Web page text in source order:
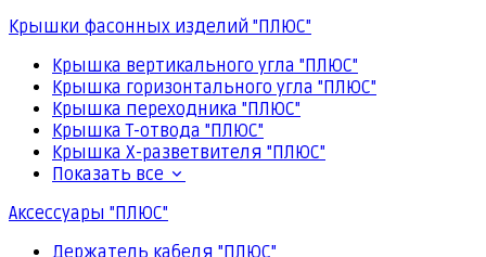
Крышки фасонных изделий "ПЛЮС"
Крышка вертикального угла "ПЛЮС"
Крышка горизонтального угла "ПЛЮС"
Крышка переходника "ПЛЮС"
Крышка Т-отвода "ПЛЮС"
Крышка Х-разветвителя "ПЛЮС"
Показать все
Аксессуары "ПЛЮС"
Держатель кабеля "ПЛЮС"